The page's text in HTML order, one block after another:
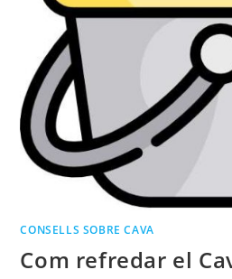
CONSELLS SOBRE CAVA
Com refredar el